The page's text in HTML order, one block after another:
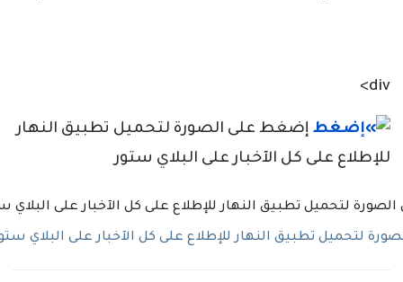
div>
إضغط على الصورة لتحميل تطبيق النهار
للإطلاع على كل الآخبار على البلاي ستور
لتحميل تطبيق النهار للإطلاع على كل الآخبار على البلاي